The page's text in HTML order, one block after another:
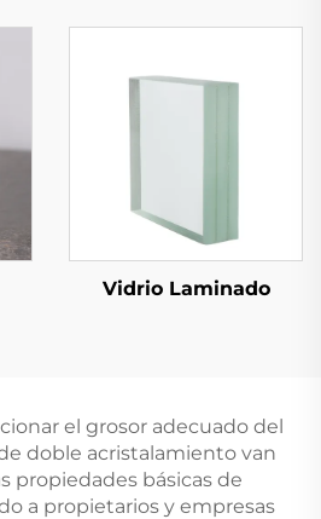
Vidrio Laminado
el grosor adecuado del
doble acristalamiento van
propiedades básicas de
a propietarios y empresas